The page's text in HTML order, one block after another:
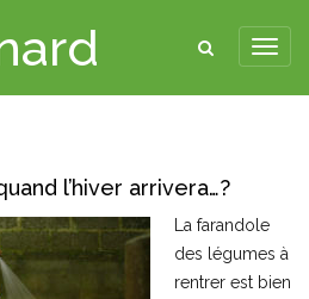
l’hiver arrivera…?
La farandole
des légumes à
rentrer est bien